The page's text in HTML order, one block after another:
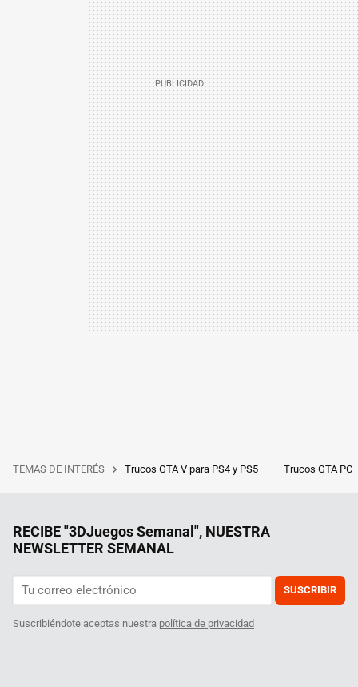
TEMAS DE INTERÉS Trucos GTA V para PS4 y PS5 Trucos GTA PC
RECIBE "3DJuegos Semanal", NUESTRA
NEWSLETTER SEMANAL
SUSCRIBIR
Suscribiéndote aceptas nuestra política de privacidad